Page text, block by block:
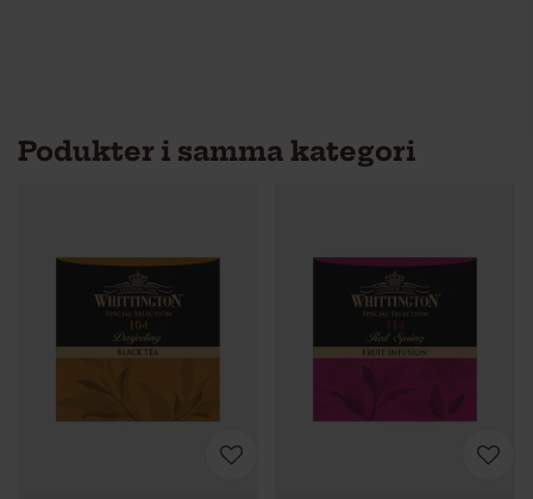
Podukter i samma kategori